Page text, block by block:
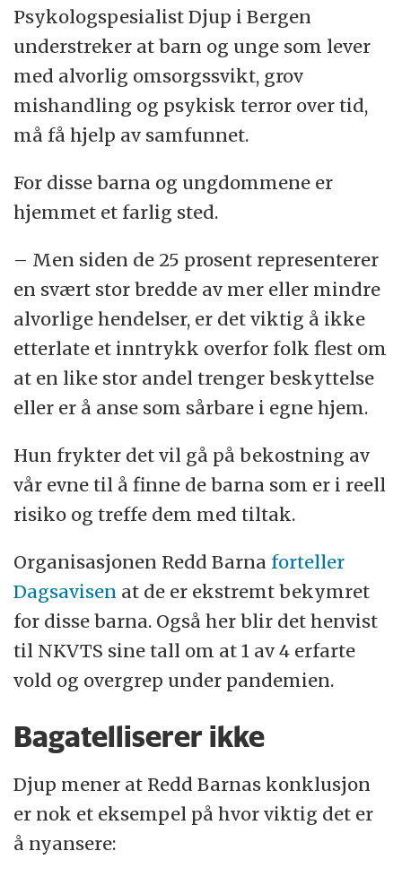
Psykologspesialist Djup i Bergen
understreker at barn og unge som lever
med alvorlig omsorgssvikt, grov
mishandling og psykisk terror over tid,
må få hjelp av samfunnet.
For disse barna og ungdommene er
hjemmet et farlig sted.
– Men siden de 25 prosent representerer
en svært stor bredde av mer eller mindre
alvorlige hendelser, er det viktig å ikke
etterlate et inntrykk overfor folk flest om
at en like stor andel trenger beskyttelse
eller er å anse som sårbare i egne hjem.
Hun frykter det vil gå på bekostning av
vår evne til å finne de barna som er i reell
risiko og treffe dem med tiltak.
Organisasjonen Redd Barna forteller
Dagsavisen at de er ekstremt bekymret
for disse barna. Også her blir det henvist
til NKVTS sine tall om at 1 av 4 erfarte
vold og overgrep under pandemien.
Bagatelliserer ikke
Djup mener at Redd Barnas konklusjon
er nok et eksempel på hvor viktig det er
å nyansere: